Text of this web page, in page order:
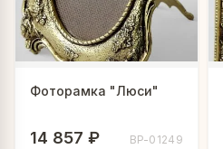
Фоторамка "Люси"
14 857 ₽ BP-01249